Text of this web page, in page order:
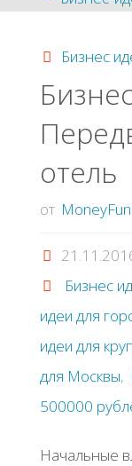
Бизнес
отель
от MoneyFun
Бизнес
идеи для
идеи для
для Москвы,
500000
Начальные